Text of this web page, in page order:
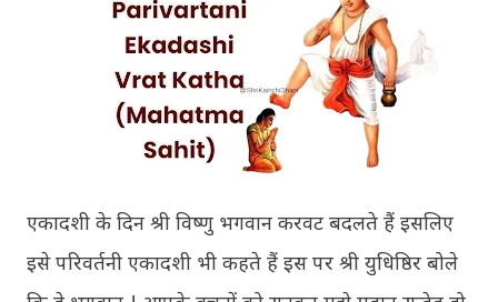
एकादशी के दिन श्री विष्णु भगवान करवट बदलते हैं इसलिए
इसे परिवर्तनी एकादशी भी कहते हैं इस पर श्री युधिष्ठिर बोले